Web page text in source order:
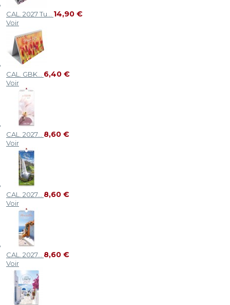
CAL. 2027 Tu... 14,90 €
Voir
CAL. GBK... 6,40 €
Voir
CAL. 2027... 8,60 €
Voir
CAL. 2027... 8,60 €
Voir
CAL. 2027... 8,60 €
Voir